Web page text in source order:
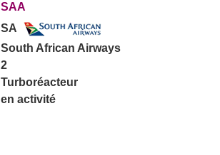
SAA
SA
South African Airways
2
Turboréacteur
en activité